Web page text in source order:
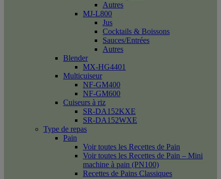
Autres
MJ-L800
Jus
Cocktails & Boissons
Sauces/Entrées
Autres
Blender
MX-HG4401
Multicuiseur
NF-GM400
NF-GM600
Cuiseurs à riz
SR-DA152KXE
SR-DA152WXE
Type de repas
Pain
Voir toutes les Recettes de Pain
Voir toutes les Recettes de Pain – Mini
machine à pain (PN100)
Recettes de Pains Classiques